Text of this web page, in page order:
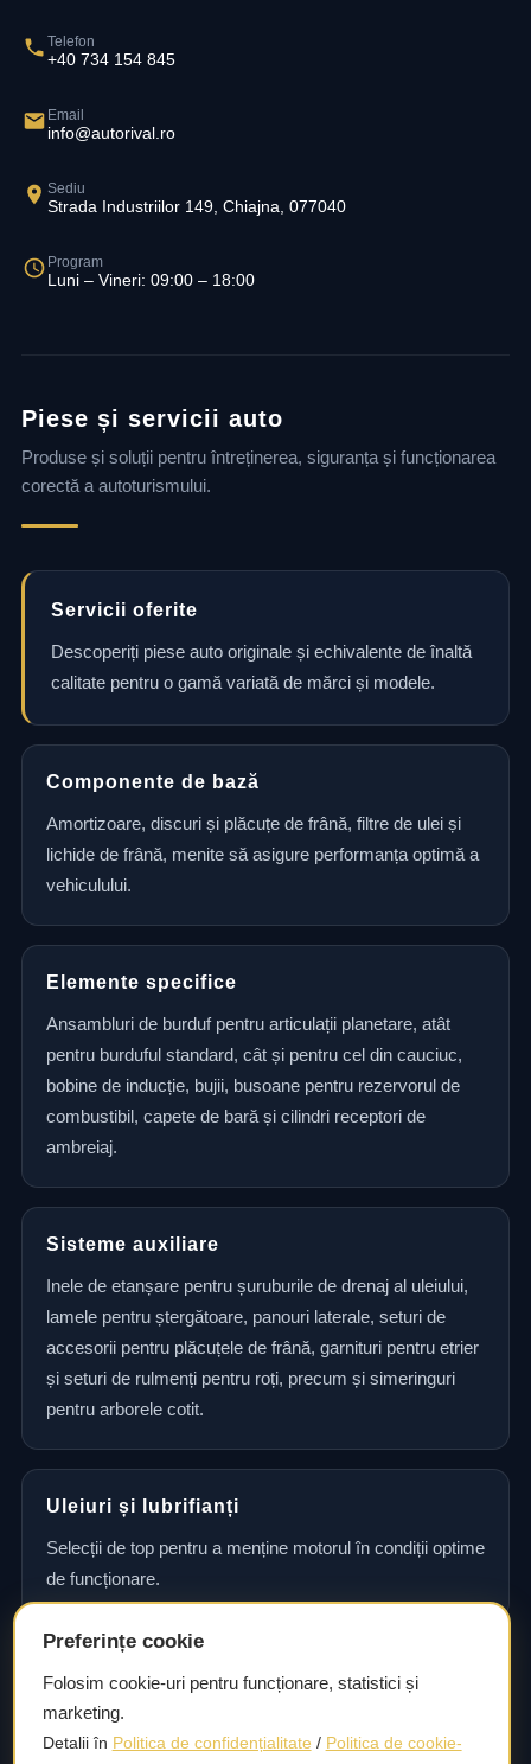
Telefon
+40 734 154 845
Email
info@autorival.ro
Sediu
Strada Industriilor 149, Chiajna, 077040
Program
Luni – Vineri: 09:00 – 18:00
Piese și servicii auto
Produse și soluții pentru întreținerea, siguranța și funcționarea
corectă a autoturismului.
Servicii oferite
Descoperiți piese auto originale și echivalente de înaltă
calitate pentru o gamă variată de mărci și modele.
Componente de bază
Amortizoare, discuri și plăcuțe de frână, filtre de ulei și
lichide de frână, menite să asigure performanța optimă a
vehiculului.
Elemente specifice
Ansambluri de burduf pentru articulații planetare, atât
pentru burduful standard, cât și pentru cel din cauciuc,
bobine de inducție, bujii, busoane pentru rezervorul de
combustibil, capete de bară și cilindri receptori de
ambreiaj.
Sisteme auxiliare
Inele de etanșare pentru șuruburile de drenaj al uleiului,
lamele pentru ștergătoare, panouri laterale, seturi de
accesorii pentru plăcuțele de frână, garnituri pentru etrier
și seturi de rulmenți pentru roți, precum și simeringuri
pentru arborele cotit.
Uleiuri și lubrifianți
Selecții de top pentru a menține motorul în condiții optime
de funcționare.
Consultanță și asistență tehnică
Consultanță și asistență tehnică pentru alegerea pieselor
potrivite și efectuarea reparațiilor sau întreținerii corecte.
Preferințe cookie
Folosim cookie-uri pentru funcționare, statistici și
marketing.
Detalii în Politica de confidențialitate / Politica de cookie-